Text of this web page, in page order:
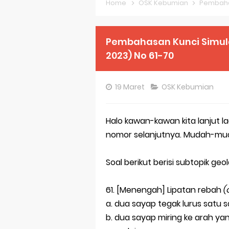
Bencana
Gratis, Pre
50 Latihan
Home OSK Kebumian
Pembahasan Kunci
2023) No 61-70
19 Maret OSK Kebumian
Halo kawan-kawan kita lanjut
nomor selanjutnya. Mudah-
Soal berikut berisi subtopik
61. [Menengah] Lipatan rebah
a. dua sayap tegak lurus satu
b. dua sayap miring ke arah